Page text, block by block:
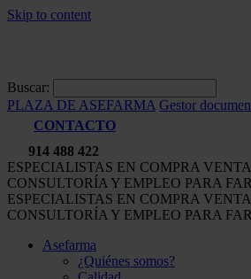
Skip to content
Buscar:
PLAZA DE ASEFARMA Gestor
CONTACTO
914 488 422
ESPECIALISTAS EN COMPRA
CONSULTORÍA Y EMPLEO PARA
ESPECIALISTAS EN COMPRA
CONSULTORÍA Y EMPLEO PARA
Asefarma
¿Quiénes somos?